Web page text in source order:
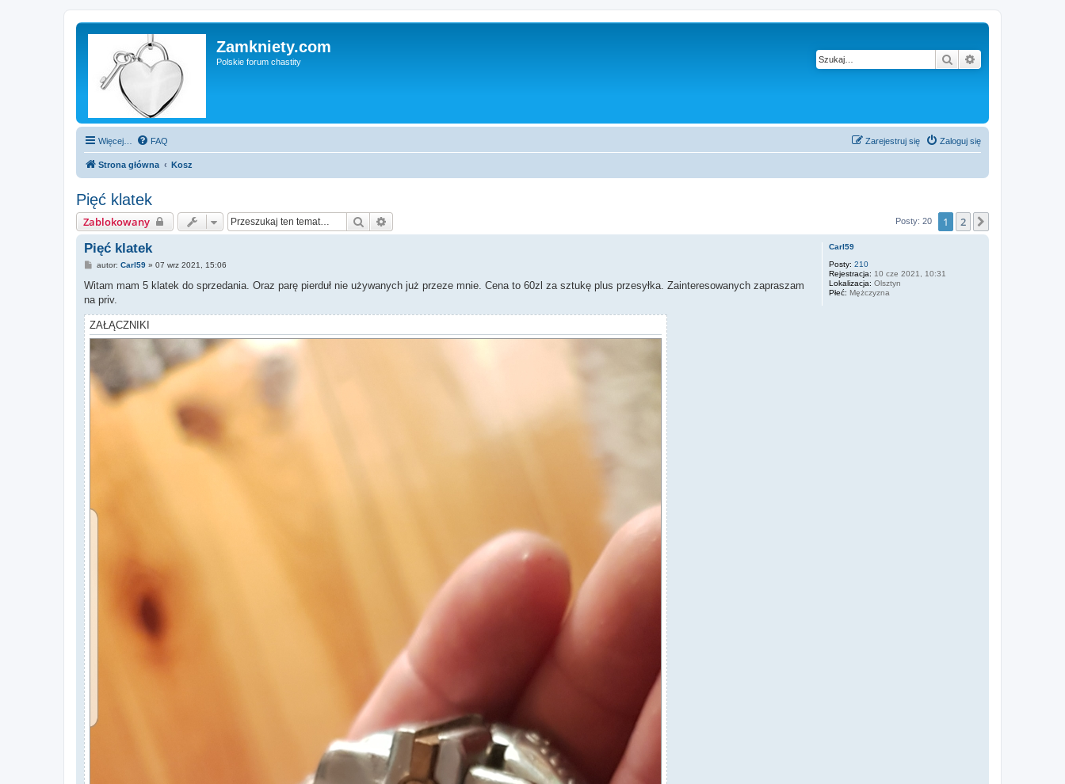
Zamkniety.com
Polskie forum chastity Szukaj
Więcej… FAQ Zaloguj się
Zarejestruj się
Strona główna Kosz
Pięć klatek
Zablokowany Szukaj Posty: 20 1 2
Carl59
Posty: 210
Rejestracja: 10 cze 2021, 10:31
Lokalizacja: Olsztyn
Płeć: Mężczyzna
Pięć klatek
P
s
autor: Carl59» 07 wrz 2021, 15:06
Witam mam 5 klatek do sprzedania. Oraz parę pierduł nie używanych już przeze mnie. Cena to 60zl za sztukę plus przesyłka. Zainteresowanych zapraszam
na priv.
ZAŁĄCZNIKI